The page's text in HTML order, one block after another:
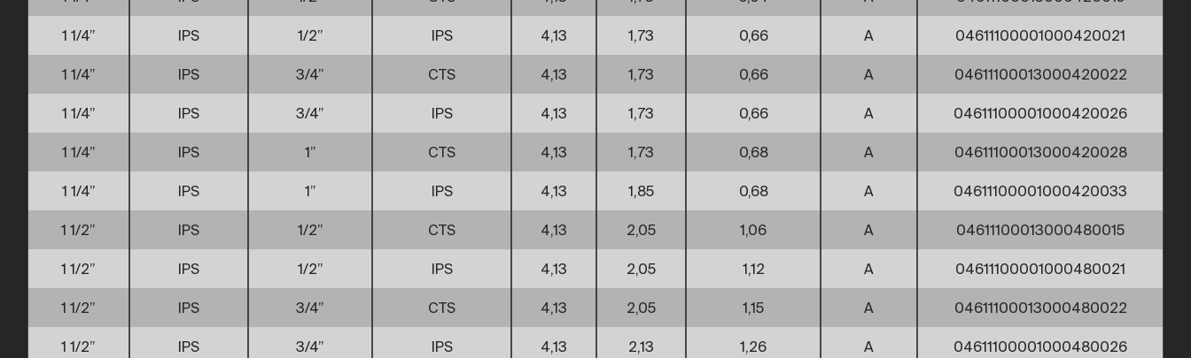
1 1/4” IPS 1/2” IPS 4,13 1,73 0,66 A 04611100001000420021
1 1/4” IPS 3/4” CTS 4,13 1,73 0,66 A 04611100013000420022
1 1/4” IPS 3/4” IPS 4,13 1,73 0,66 A 04611100001000420026
1 1/4” IPS 1” CTS 4,13 1,73 0,68 A 04611100013000420028
1 1/4” IPS 1” IPS 4,13 1,85 0,68 A 04611100001000420033
1 1/2” IPS 1/2” CTS 4,13 2,05 1,06 A 04611100013000480015
1 1/2” IPS 1/2” IPS 4,13 2,05 1,12 A 04611100001000480021
1 1/2” IPS 3/4” CTS 4,13 2,05 1,15 A 04611100013000480022
1 1/2” IPS 3/4” IPS 4,13 2,13 1,26 A 04611100001000480026